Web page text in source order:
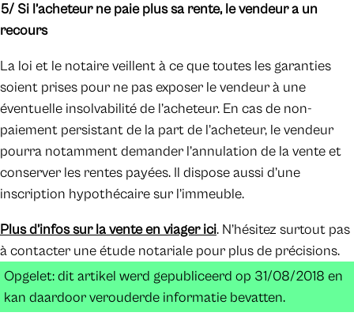
5/ Si l’acheteur ne paie plus sa rente, le vendeur a un
recours
La loi et le notaire veillent à ce que toutes les garanties
soient prises pour ne pas exposer le vendeur à une
éventuelle insolvabilité de l’acheteur. En cas de non-
paiement persistant de la part de l’acheteur, le vendeur
pourra notamment demander l’annulation de la vente et
conserver les rentes payées. Il dispose aussi d’une
inscription hypothécaire sur l’immeuble.
Plus d’infos sur la vente en viager ici. N’hésitez surtout pas
à contacter une étude notariale pour plus de précisions.
Opgelet: dit artikel werd gepubliceerd op 31/08/2018 en
kan daardoor verouderde informatie bevatten.